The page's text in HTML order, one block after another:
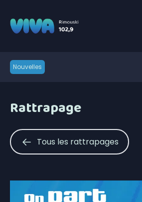
Nouvelles
Rattrapage
Tous les rattrapages